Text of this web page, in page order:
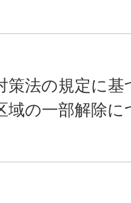
策法の規定に基
域の一部解除に